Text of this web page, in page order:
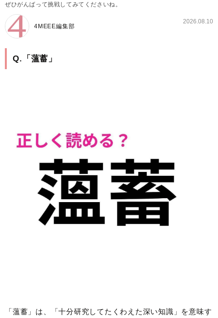
ぜひがんばって挑戦してみてくださいね。
4MEEE編集部
2026.08.10
Q.「薀蓄」
「薀蓄」は、「十分研究してたくわえた深い知識」を意味す